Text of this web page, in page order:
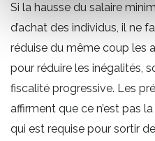
Si la hausse du salaire
d’achat des individus, il ne
réduise du même coup les
pour réduire les inégalités,
fiscalité progressive. Les
affirment que ce n’est pas
qui est requise pour sortir